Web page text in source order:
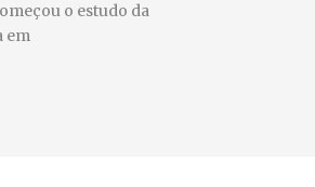
o estudo da
em